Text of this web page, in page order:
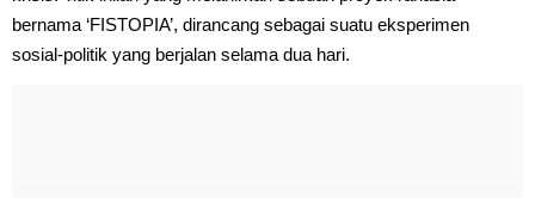
bernama ‘FISTOPIA’, dirancang sebagai suatu eksperimen
sosial-politik yang berjalan selama dua hari.